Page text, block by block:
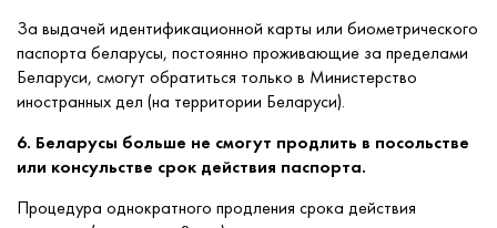
За выдачей идентификационной карты или биометрического
паспорта беларусы, постоянно проживающие за пределами
Беларуси, смогут обратиться только в Министерство
иностранных дел (на территории Беларуси).
6. Беларусы больше не смогут продлить в посольстве
или консульстве срок действия паспорта.
Процедура однократного продления срока действия